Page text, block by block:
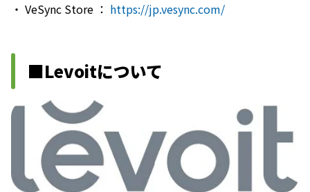
・ VeSync Store ： https://jp.vesync.com/
■Levoitについて